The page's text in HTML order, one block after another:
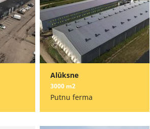
Alūksne
3000 m2
Putnu ferma